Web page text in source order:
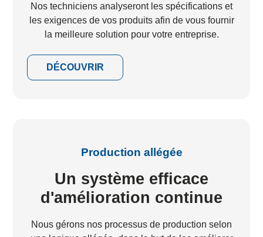
Nos techniciens analyseront les spécifications et
les exigences de vos produits afin de vous fournir
la meilleure solution pour votre entreprise.
DÉCOUVRIR
Production allégée
Un système efficace
d'amélioration continue
Nous gérons nos processus de production selon